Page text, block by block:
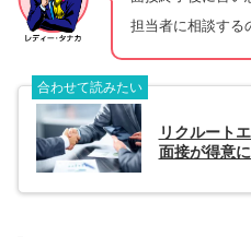
担当者に相談する
合わせて読みたい
リクルート
面接が得意